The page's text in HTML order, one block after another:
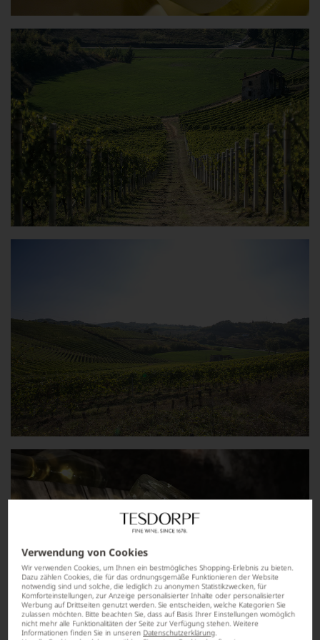
Verwendung von Cookies
Wir verwenden Cookies, um Ihnen ein bestmögliches Shopping-Erlebnis zu bieten.
Dazu zählen Cookies, die für das ordnungsgemäße Funktionieren der Website
notwendig sind und solche, die lediglich zu anonymen Statistikzwecken, für
Komforteinstellungen, zur Anzeige personalisierter Inhalte oder personalisierter
Werbung auf Drittseiten genutzt werden. Sie entscheiden, welche Kategorien Sie
zulassen möchten. Bitte beachten Sie, dass auf Basis Ihrer Einstellungen womöglich
nicht mehr alle Funktionalitäten der Seite zur Verfügung stehen. Weitere
Informationen finden Sie in unseren Datenschutzerklärung.